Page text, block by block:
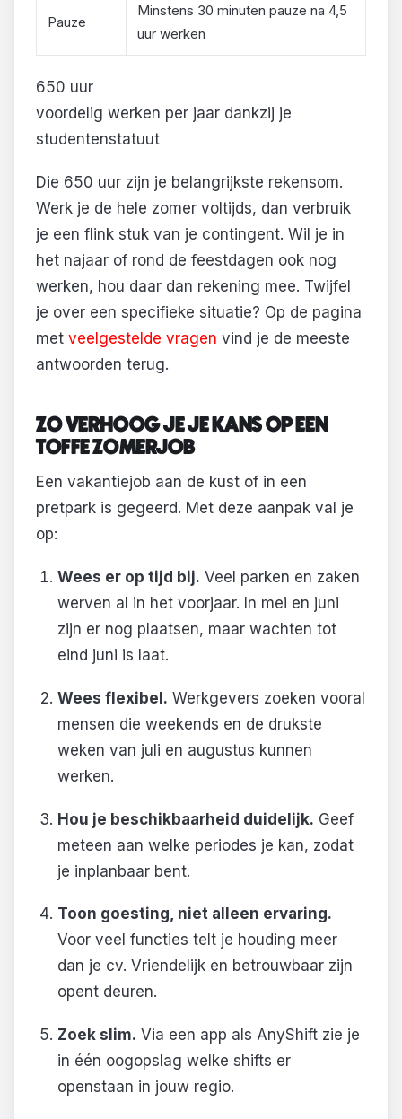
Pauze
Minstens 30 minuten pauze na 4,5
uur werken
650 uur
voordelig werken per jaar dankzij je
studentenstatuut
Die 650 uur zijn je belangrijkste rekensom.
Werk je de hele zomer voltijds, dan verbruik
je een flink stuk van je contingent. Wil je in
het najaar of rond de feestdagen ook nog
werken, hou daar dan rekening mee. Twijfel
je over een specifieke situatie? Op de pagina
met veelgestelde vragen vind je de meeste
antwoorden terug.
ZO VERHOOG JE JE KANS OP EEN
TOFFE ZOMERJOB
Een vakantiejob aan de kust of in een
pretpark is gegeerd. Met deze aanpak val je
op:
Wees er op tijd bij. Veel parken en zaken
werven al in het voorjaar. In mei en juni
zijn er nog plaatsen, maar wachten tot
eind juni is laat.
Wees flexibel. Werkgevers zoeken vooral
mensen die weekends en de drukste
weken van juli en augustus kunnen
werken.
Hou je beschikbaarheid duidelijk. Geef
meteen aan welke periodes je kan, zodat
je inplanbaar bent.
Toon goesting, niet alleen ervaring.
Voor veel functies telt je houding meer
dan je cv. Vriendelijk en betrouwbaar zijn
opent deuren.
Zoek slim. Via een app als AnyShift zie je
in één oogopslag welke shifts er
openstaan in jouw regio.